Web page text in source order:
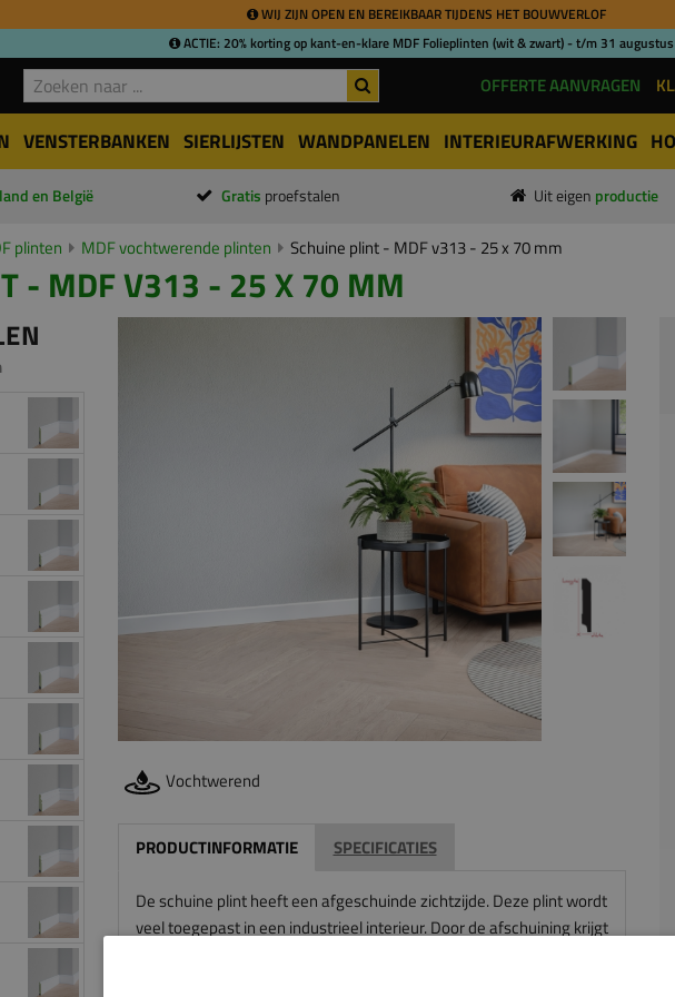
WIJ ZIJN OPEN EN BEREIKBAAR TIJDENS HET BOUWVERLOF
ACTIE: 20% korting op kant-en-klare MDF Folieplinten (wit & zwart) - t/m 31
OFFERTE AANVRAGEN
VENSTERBANKEN SIERLIJSTEN WANDPANELEN INTERIEURAFWERKING
en België Gratis proefstalen Uit eigen productie
plinten MDF vochtwerende plinten Schuine plint - MDF v313 - 25 x 70 mm
- MDF V313 - 25 X 70 MM
Vochtwerend
PRODUCTINFORMATIE SPECIFICATIES
De schuine plint heeft een afgeschuinde zichtzijde. Deze plint wordt
veel toegepast in een industrieel interieur. Door de afschuining krijgt